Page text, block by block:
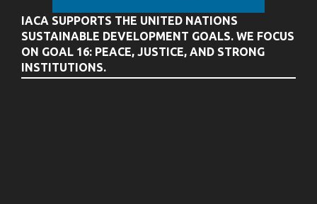
IACA SUPPORTS THE UNITED NATIONS
SUSTAINABLE DEVELOPMENT GOALS. WE FOCUS
ON GOAL 16: PEACE, JUSTICE, AND STRONG
INSTITUTIONS.